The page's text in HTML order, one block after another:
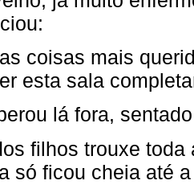
coisas mais
esta sala
lá fora,
filhos trouxe
só ficou cheia até